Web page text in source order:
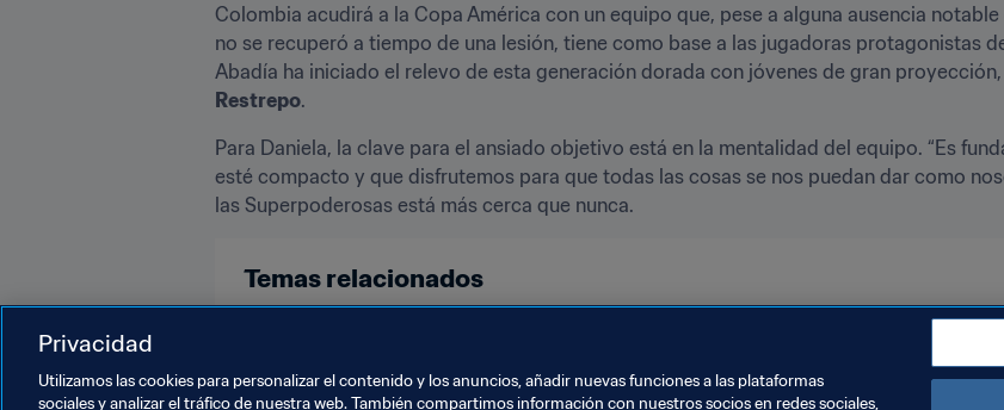
Colombia acudirá a la Copa América con un equipo que, pese a alguna ausencia
no se recuperó a tiempo de una lesión, tiene como base a las jugadoras protagonistas
Abadía ha iniciado el relevo de esta generación dorada con jóvenes de gran
Restrepo.
Para Daniela, la clave para el ansiado objetivo está en la mentalidad del equipo. “Es
esté compacto y que disfrutemos para que todas las cosas se nos puedan dar como
las Superpoderosas está más cerca que nunca.
Temas relacionados
Privacidad
Utilizamos las cookies para personalizar el contenido y los anuncios, añadir nuevas funciones a las plataformas
sociales y analizar el tráfico de nuestra web. También compartimos información con nuestros socios en redes sociales,